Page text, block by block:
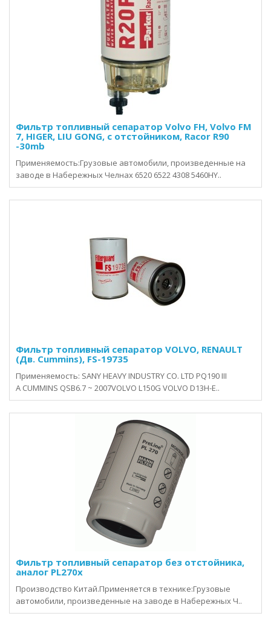
Фильтр топливный сепаратор Volvo FH, Volvo FM
7, HIGER, LIU GONG, с отстойником, Racor R90
-30mb
Применяемость:Грузовые автомобили, произведенные на
заводе в Набережных Челнах 6520 6522 4308 5460HY..
Фильтр топливный сепаратор VOLVО, RENAULT
(Дв. Cummins), FS-19735
Применяемость: SANY HEAVY INDUSTRY CO. LTD PQ190 III
A CUMMINS QSB6.7 ~ 2007VOLVO L150G VOLVO D13H-E..
Фильтр топливный сепаратор без отстойника,
аналог PL270x
Производство Китай.Применяется в технике:Грузовые
автомобили, произведенные на заводе в Набережных Ч..